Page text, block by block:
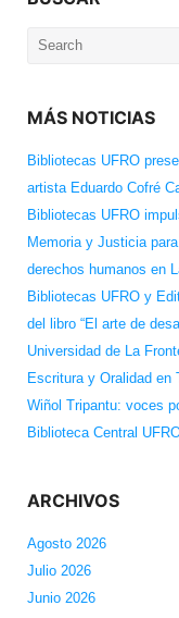
Search
MÁS NOTICIAS
Bibliotecas UFRO
artista Eduardo Cofré
Bibliotecas UFRO
Memoria y Justicia
derechos humanos en
Bibliotecas UFRO y
del libro “El arte de
Universidad de La
Escritura y Oralidad en
Wiñol Tripantu: voces
Biblioteca Central
ARCHIVOS
Agosto 2026
Julio 2026
Junio 2026